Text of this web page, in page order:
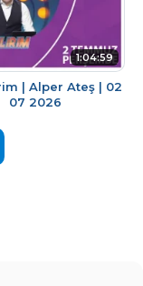
1:04:59
| Alper Ateş | 02
07 2026